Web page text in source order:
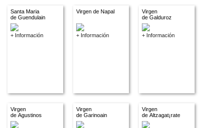
Santa Maria
de Guendulain
+ Información
Virgen de Napal
+ Información
Virgen
de Galduroz
+ Información
Virgen
de Agustinos
Virgen
de Garinoain
Virgen
de Altzagat¡rate